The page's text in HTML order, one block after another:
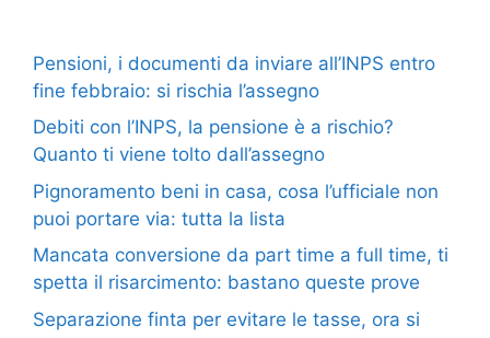
Pensioni, i documenti da inviare all’INPS entro
fine febbraio: si rischia l’assegno
Debiti con l’INPS, la pensione è a rischio?
Quanto ti viene tolto dall’assegno
Pignoramento beni in casa, cosa l’ufficiale non
puoi portare via: tutta la lista
Mancata conversione da part time a full time, ti
spetta il risarcimento: bastano queste prove
Separazione finta per evitare le tasse, ora si